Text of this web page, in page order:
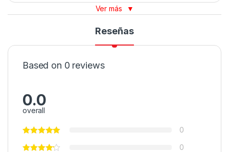
Ver más ▼
Reseñas
Based on 0 reviews
0.0
overall
0
0